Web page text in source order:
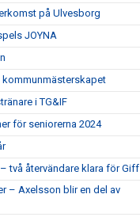
på Ulvesborg
JOYNA
kommunmästerskapet
i TG&IF
för seniorerna 2024
två återvändare klara för Giff
– Axelsson blir en del av